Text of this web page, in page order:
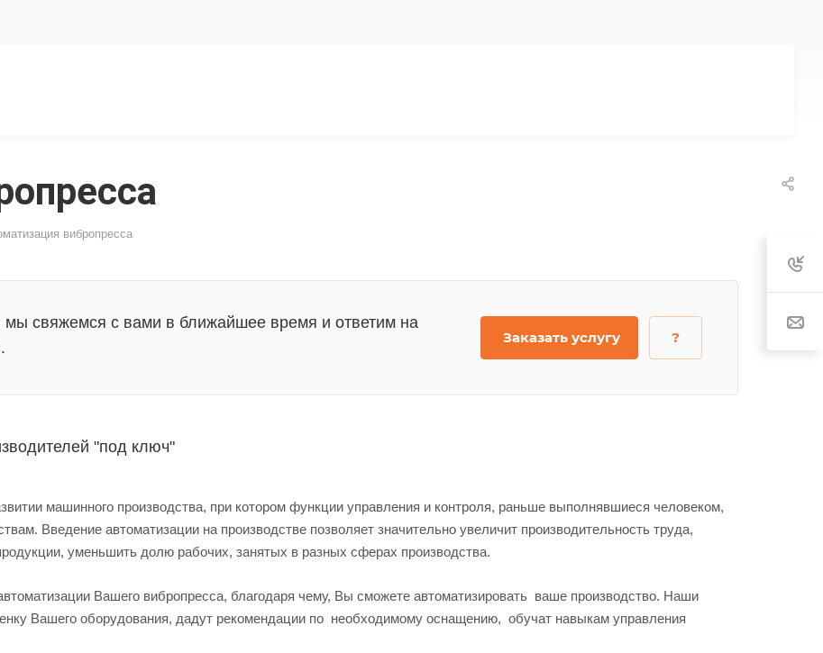
вибропресса
мы свяжемся с вами в ближайшее время и ответим на
Заказать услугу ?
"под ключ"
машинного производства, при котором функции управления и контроля, раньше выполнявшиеся человеком,
Введение автоматизации на производстве позволяет значительно увеличит производительность труда,
уменьшить долю рабочих, занятых в разных сферах производства.
Вашего вибропресса, благодаря чему, Вы сможете автоматизировать ваше производство. Наши
Вашего оборудования, дадут рекомендации по необходимому оснащению, обучат навыкам управления